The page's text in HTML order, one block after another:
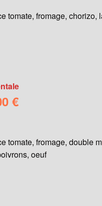
tomate, fromage, chorizo,
€
tomate, fromage, double
oeuf